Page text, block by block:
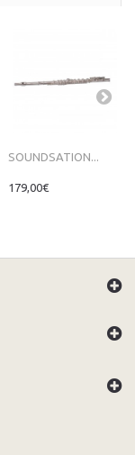
SOUNDSATION...
179,00€